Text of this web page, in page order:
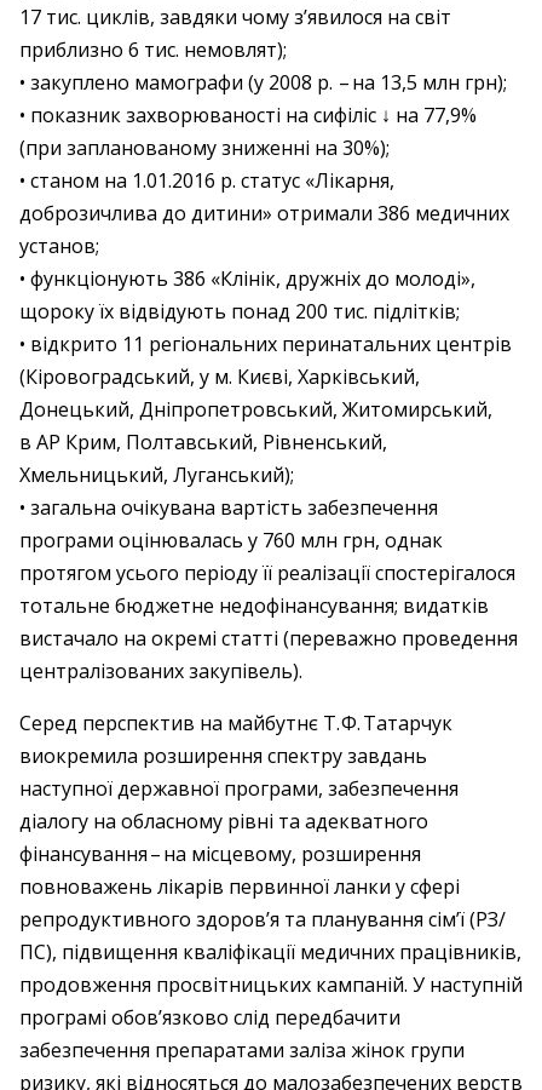
17 тис. циклів, завдяки чому з’явилося на світ
приблизно 6 тис. немовлят);
• закуплено мамографи (у 2008 р. – ​на 13,5 млн грн);
• показник захворюваності на сифіліс ↓ на 77,9%
(при запланованому зниженні на 30%);
• станом на 1.01.2016 р. статус «Лікарня,
доброзичлива до дитини» отримали 386 медичних
установ;
• функціонують 386 «Клінік, дружніх до молоді»,
щороку їх відвідують понад 200 тис. підлітків;
• відкрито 11 регіональних перинатальних центрів
(Кіровоградський, у м. Києві, Харківський,
Донецький, Дніпропетровський, Житомирський,
в АР Крим, Полтавський, Рівненський,
Хмельницький, Луганський);
• загальна очікувана вартість забезпечення
програми оцінювалась у 760 млн грн, однак
протягом усього періоду її реалізації спостерігалося
тотальне бюджетне недофінансування; видатків
вистачало на окремі статті (переважно проведення
централізованих закупівель).
Серед перспектив на майбутнє Т. Ф. Татарчук
виокремила розширення спектру завдань
наступної державної програми, забезпечення
діалогу на обласному рівні та адекватного
фінансування – ​на місцевому, розширення
повноважень лікарів первинної ланки у сфері
репродуктивного здоров’я та планування сім’ї (РЗ/
ПС), підвищення кваліфікації медичних працівників,
продовження просвітницьких кампаній. У наступній
програмі обов’язково слід передбачити
забезпечення препаратами заліза жінок групи
ризику, які відносяться до малозабезпечених верств